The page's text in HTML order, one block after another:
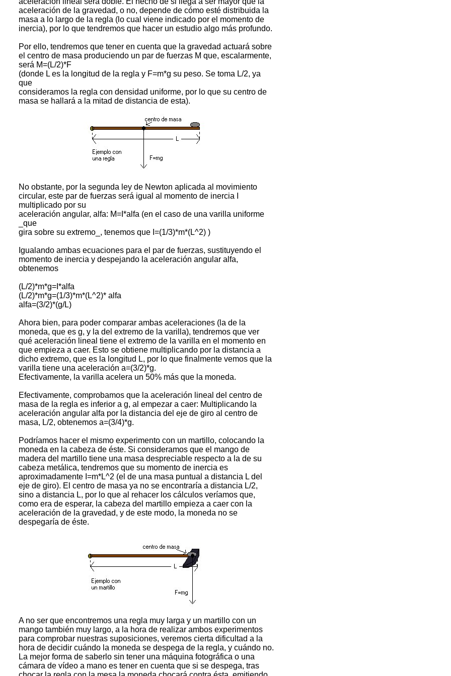
aceleración de la gravedad, o no, depende de cómo esté distribuida la
masa a lo largo de la regla (lo cual viene indicado por el momento de
inercia), por lo que tendremos que hacer un estudio algo más profundo.
Por ello, tendremos que tener en cuenta que la gravedad actuará sobre
el centro de masa produciendo un par de fuerzas M que, escalarmente,
será M=(L/2)*F
(donde L es la longitud de la regla y F=m*g su peso. Se toma L/2, ya
que
consideramos la regla con densidad uniforme, por lo que su centro de
masa se hallará a la mitad de distancia de esta).
No obstante, por la segunda ley de Newton aplicada al movimiento
circular, este par de fuerzas será igual al momento de inercia I
multiplicado por su
aceleración angular, alfa: M=I*alfa (en el caso de una varilla uniforme
_que
gira sobre su extremo_, tenemos que I=(1/3)*m*(L^2) )
Igualando ambas ecuaciones para el par de fuerzas, sustituyendo el
momento de inercia y despejando la aceleración angular alfa,
obtenemos
(L/2)*m*g=I*alfa
(L/2)*m*g=(1/3)*m*(L^2)* alfa
alfa=(3/2)*(g/L)
Ahora bien, para poder comparar ambas aceleraciones (la de la
moneda, que es g, y la del extremo de la varilla), tendremos que ver
qué aceleración lineal tiene el extremo de la varilla en el momento en
que empieza a caer. Esto se obtiene multiplicando por la distancia a
dicho extremo, que es la longitud L, por lo que finalmente vemos que la
varilla tiene una aceleración a=(3/2)*g.
Efectivamente, la varilla acelera un 50% más que la moneda.
Efectivamente, comprobamos que la aceleración lineal del centro de
masa de la regla es inferior a g, al empezar a caer: Multiplicando la
aceleración angular alfa por la distancia del eje de giro al centro de
masa, L/2, obtenemos a=(3/4)*g.
Podríamos hacer el mismo experimento con un martillo, colocando la
moneda en la cabeza de éste. Si consideramos que el mango de
madera del martillo tiene una masa despreciable respecto a la de su
cabeza metálica, tendremos que su momento de inercia es
aproximadamente I=m*L^2 (el de una masa puntual a distancia L del
eje de giro). El centro de masa ya no se encontraría a distancia L/2,
sino a distancia L, por lo que al rehacer los cálculos veríamos que,
como era de esperar, la cabeza del martillo empieza a caer con la
aceleración de la gravedad, y de este modo, la moneda no se
despegaría de éste.
A no ser que encontremos una regla muy larga y un martillo con un
mango también muy largo, a la hora de realizar ambos experimentos
para comprobar nuestras suposiciones, veremos cierta dificultad a la
hora de decidir cuándo la moneda se despega de la regla, y cuándo no.
La mejor forma de saberlo sin tener una máquina fotográfica o una
cámara de vídeo a mano es tener en cuenta que si se despega, tras